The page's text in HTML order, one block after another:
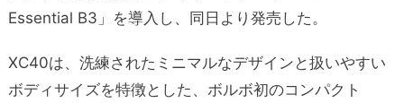
Essential B3」を導入し、同日より発売した。
XC40は、洗練されたミニマルなデザインと扱いやすい
ボディサイズを特徴とした、ボルボ初のコンパクト